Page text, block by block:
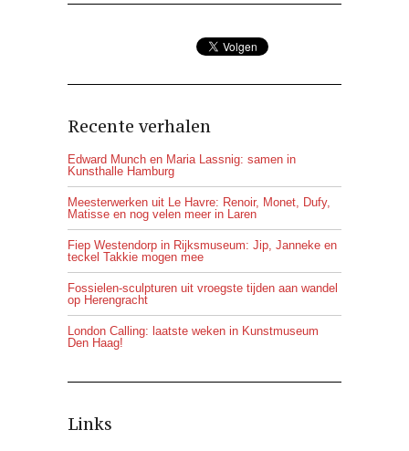
Recente verhalen
Edward Munch en Maria Lassnig: samen in
Kunsthalle Hamburg
Meesterwerken uit Le Havre: Renoir, Monet, Dufy,
Matisse en nog velen meer in Laren
Fiep Westendorp in Rijksmuseum: Jip, Janneke en
teckel Takkie mogen mee
Fossielen-sculpturen uit vroegste tijden aan wandel
op Herengracht
London Calling: laatste weken in Kunstmuseum
Den Haag!
Links